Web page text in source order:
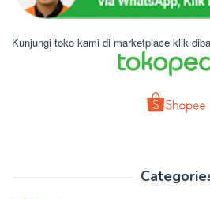
Kunjungi toko kami di marketplace klik